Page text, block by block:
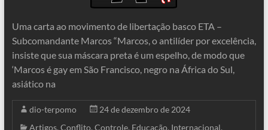
Uma carta ao movimento de libertação basco ETA –
Subcomandante Marcos “Marcos, o antilíder por excelência,
insiste que sua máscara preta é um espelho, de modo que
‘Marcos é gay em São Francisco, negro na África do Sul,
asiático na
dio-terpomo
24 de dezembro de 2024
Artigos, Conflito, Controle, Educação, Internacional,